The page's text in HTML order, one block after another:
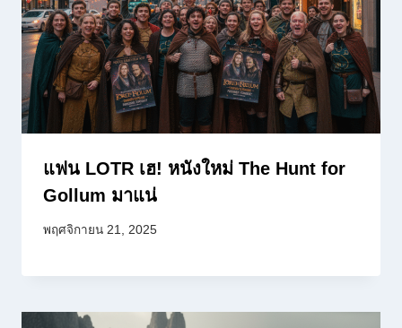
แฟน LOTR เฮ! หนังใหม่ The Hunt for
Gollum มาแน่
พฤศจิกายน 21, 2025